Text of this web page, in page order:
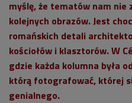
myślę, że tematów nam nie
kolejnych obrazów. Jest
romańskich detali
kościołów i klasztorów. W
gdzie każda kolumna była
którą fotografować, której
genialnego.